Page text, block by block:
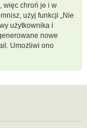
więc chroń je i w
użyj funkcji „Nie
użytkownika i
nowe
Umożliwi ono